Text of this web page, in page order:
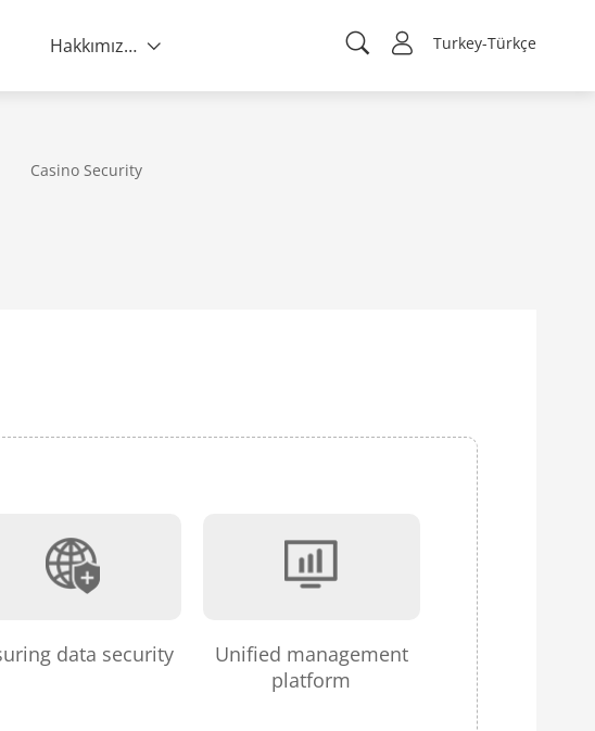
Turkey-Türkçe
Hakkımızda
Casino Security
data security
Unified management
platform